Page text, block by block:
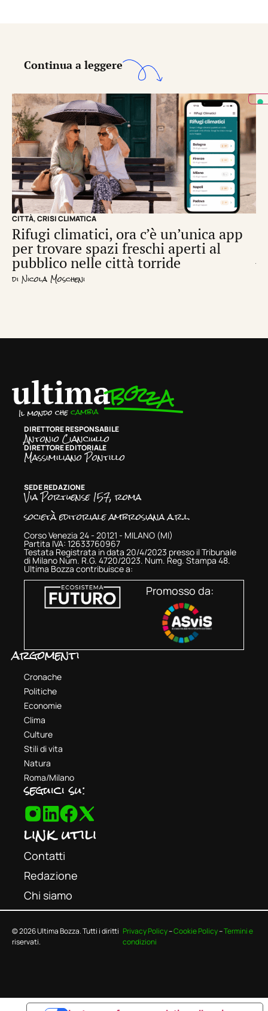
Continua a leggere
CITTÀ,CRISI CLIMATICA
Rifugi climatici, ora c’è un’unica app
per trovare spazi freschi aperti al
pubblico nelle città torride
di Nicola Moscheni
DIRETTORE RESPONSABILE
Antonio Cianciullo
DIRETTORE EDITORIALE
Massimiliano Pontillo
SEDE REDAZIONE
Via Portuense 157, roma
società editoriale ambrosiana a.r.l.
Corso Venezia 24 - 20121 - MILANO (MI)
Partita IVA: 12633760967
Testata Registrata in data 20/4/2023 presso il Tribunale
di Milano Num. R.G. 4720/2023. Num. Reg. Stampa 48.
Ultima Bozza contribuisce a:
Promosso da:
argomenti
Cronache
Politiche
Economie
Clima
Culture
Stili di vita
Natura
Roma/Milano
seguici su:
link utili
Contatti
Redazione
Chi siamo
© 2026 Ultima Bozza. Tutti i diritti
riservati.
Privacy Policy–Cookie Policy–Termini e
condizioni